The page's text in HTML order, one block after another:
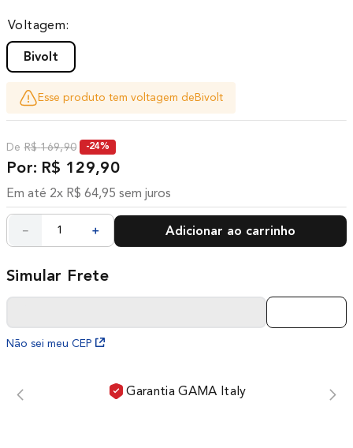
Voltagem
Bivolt
Esse produto tem voltagem deBivolt
R$ 169,90 -24%
R$ 129,90
Em até 2x R$ 64,95 sem juros
＋
－ Adicionar ao carrinho
Não sei meu CEP
Garantia GAMA Italy